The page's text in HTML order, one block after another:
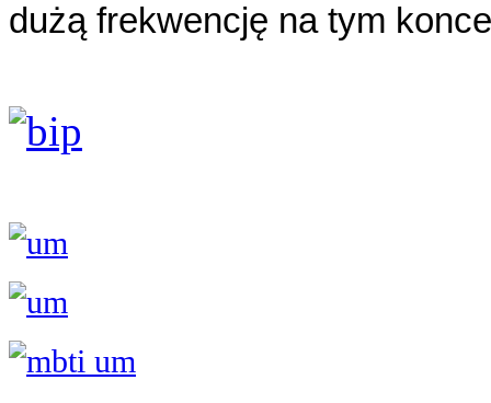
dużą frekwencję na tym